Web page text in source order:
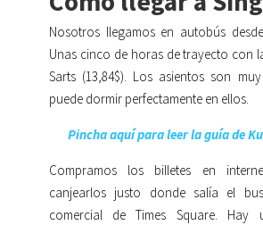
Nosotros llegamos en autobús
Unas cinco de horas de trayecto con
Sarts (13,84$). Los asientos son
puede dormir perfectamente en ellos.
Pincha aquí para leer la guía de
Compramos los billetes en
canjearlos justo donde salía el
comercial de Times Square.